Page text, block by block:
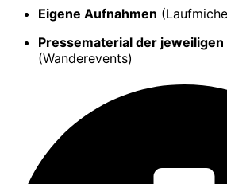
Eigene Aufnahmen
Pressematerial der
(Wanderevents)